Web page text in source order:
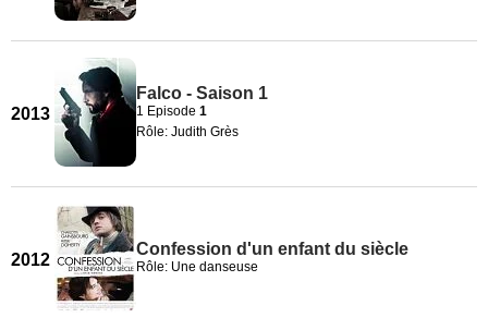
2013
Falco - Saison 1
1 Episode 1
Rôle: Judith Grès
2012
Confession d'un enfant du siècle
Rôle: Une danseuse